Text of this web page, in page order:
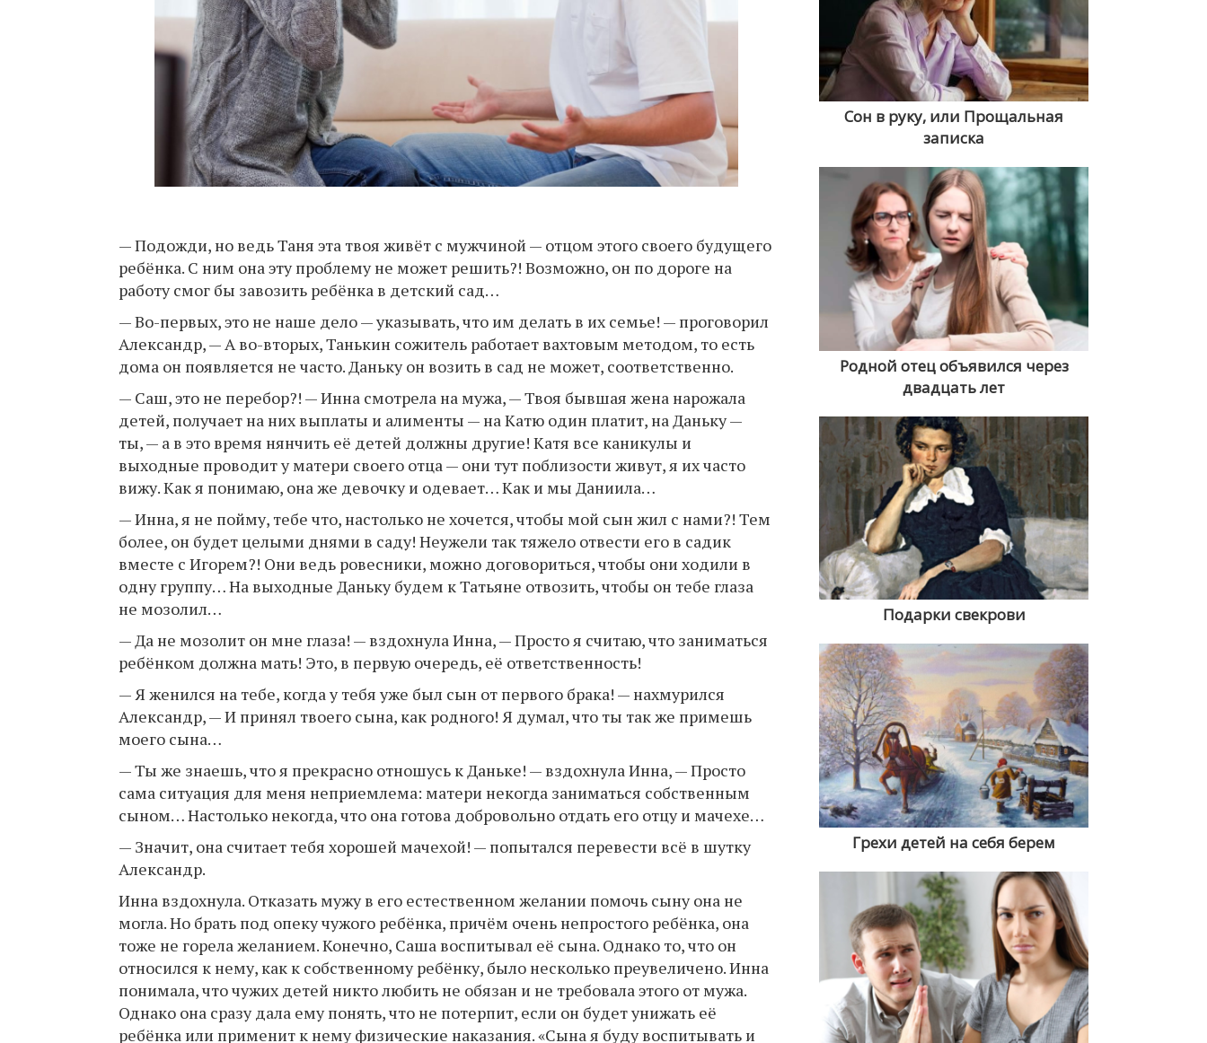
— Подожди, но ведь Таня эта твоя живёт с мужчиной — отцом этого своего будущего
ребёнка. С ним она эту проблему не может решить?! Возможно, он по дороге на
работу смог бы завозить ребёнка в детский сад…
— Во-первых, это не наше дело — указывать, что им делать в их семье! — проговорил
Александр, — А во-вторых, Танькин сожитель работает вахтовым методом, то есть
дома он появляется не часто. Даньку он возить в сад не может, соответственно.
— Саш, это не перебор?! — Инна смотрела на мужа, — Твоя бывшая жена нарожала
детей, получает на них выплаты и алименты — на Катю один платит, на Даньку —
ты, — а в это время нянчить её детей должны другие! Катя все каникулы и
выходные проводит у матери своего отца — они тут поблизости живут, я их часто
вижу. Как я понимаю, она же девочку и одевает… Как и мы Даниила…
— Инна, я не пойму, тебе что, настолько не хочется, чтобы мой сын жил с нами?! Тем
более, он будет целыми днями в саду! Неужели так тяжело отвести его в садик
вместе с Игорем?! Они ведь ровесники, можно договориться, чтобы они ходили в
одну группу… На выходные Даньку будем к Татьяне отвозить, чтобы он тебе глаза
не мозолил…
— Да не мозолит он мне глаза! — вздохнула Инна, — Просто я считаю, что заниматься
ребёнком должна мать! Это, в первую очередь, её ответственность!
— Я женился на тебе, когда у тебя уже был сын от первого брака! — нахмурился
Александр, — И принял твоего сына, как родного! Я думал, что ты так же примешь
моего сына…
— Ты же знаешь, что я прекрасно отношусь к Даньке! — вздохнула Инна, — Просто
сама ситуация для меня неприемлема: матери некогда заниматься собственным
сыном… Настолько некогда, что она готова добровольно отдать его отцу и мачехе…
— Значит, она считает тебя хорошей мачехой! — попытался перевести всё в шутку
Александр.
Инна вздохнула. Отказать мужу в его естественном желании помочь сыну она не
могла. Но брать под опеку чужого ребёнка, причём очень непростого ребёнка, она
тоже не горела желанием. Конечно, Саша воспитывал её сына. Однако то, что он
относился к нему, как к собственному ребёнку, было несколько преувеличено. Инна
понимала, что чужих детей никто любить не обязан и не требовала этого от мужа.
Однако она сразу дала ему понять, что не потерпит, если он будет унижать её
ребёнка или применит к нему физические наказания. «Сына я буду воспитывать и
Сон в руку, или Прощальная
записка
Родной отец объявился через
двадцать лет
Подарки свекрови
Грехи детей на себя берем